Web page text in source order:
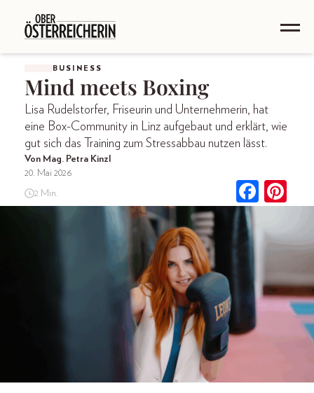
BUSINESS
Mind meets Boxing
Lisa Rudelstorfer, Friseurin und Unternehmerin, hat
eine Box-Community in Linz aufgebaut und erklärt, wie
gut sich das Training zum Stressabbau nutzen lässt.
Von Mag. Petra Kinzl
20. Mai 2026
2 Min.